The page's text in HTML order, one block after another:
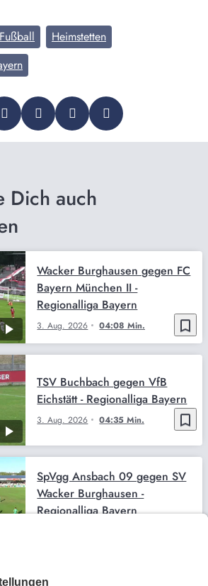
Fußball
Heimstetten
Dich auch
bookmark_border
3. Aug. 2026 04:08 Min.
Wacker Burghausen gegen FC
Bayern München II -
Regionalliga Bayern
bookmark_border
3. Aug. 2026 04:35 Min.
TSV Buchbach gegen VfB
Eichstätt - Regionalliga Bayern
SpVgg Ansbach 09 gegen SV
Wacker Burghausen -
Regionalliga Bayern
Schwaben Augsburg gegen